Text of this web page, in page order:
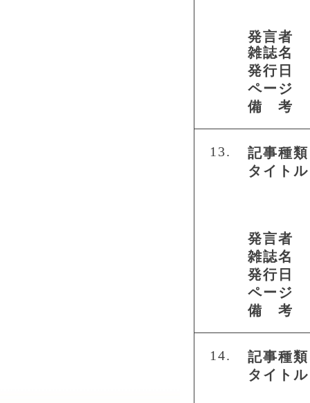
発言者
雑誌名
発行日
ページ
備 考
13.
記事種類
タイトル
発言者
雑誌名
発行日
ページ
備 考
14.
記事種類
タイトル